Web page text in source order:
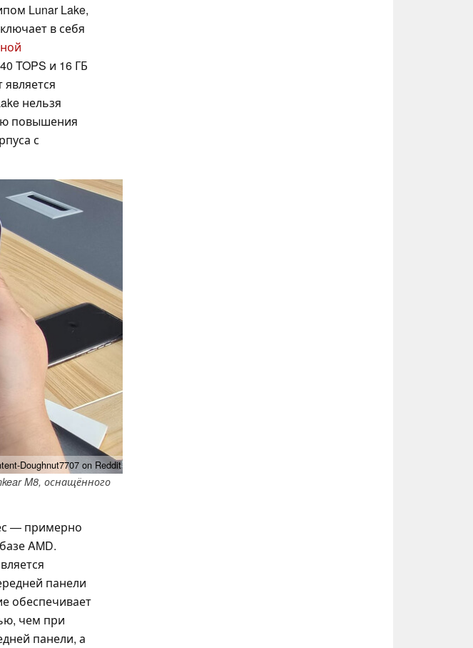
Lunar Lake,
в себя
TOPS и 16 ГБ
нельзя
повышения
с
Doughnut7707 on Reddit
M8, оснащённого
— примерно
AMD.
панели
обеспечивает
чем при
панели, а